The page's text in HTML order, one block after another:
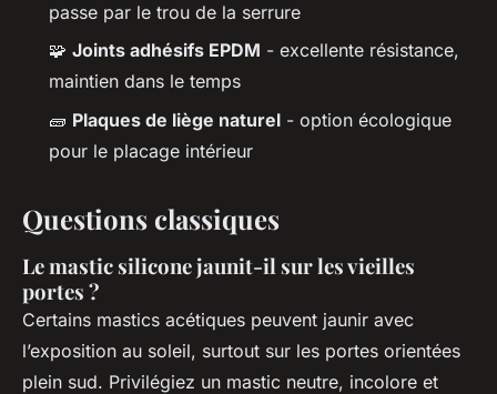
passe par le trou de la serrure
🧩 Joints adhésifs EPDM - excellente résistance,
maintien dans le temps
🧱 Plaques de liège naturel - option écologique
pour le placage intérieur
Questions classiques
Le mastic silicone jaunit-il sur les vieilles
portes ?
Certains mastics acétiques peuvent jaunir avec
l’exposition au soleil, surtout sur les portes orientées
plein sud. Privilégiez un mastic neutre, incolore et